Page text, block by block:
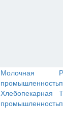
Молочная
промышленность
Хлебопекарная
промышленность